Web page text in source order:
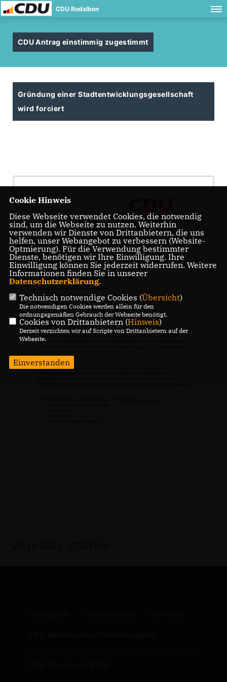
CDU Rodalben
CDU Antrag einstimmig zugestimmt
Gründung einer Stadtentwicklungsgesellschaft
wird forciert
Cookie Hinweis
Diese Webseite verwendet Cookies, die notwendig
sind, um die Webseite zu nutzen. Weiterhin
verwenden wir Dienste von Drittanbietern, die uns
helfen, unser Webangebot zu verbessern (Website-
Optmierung). Für die Verwendung bestimmter
Dienste, benötigen wir Ihre Einwilligung. Ihre
Einwilligung können Sie jederzeit widerrufen. Weitere
Informationen finden Sie in unserer
Datenschutzerklärung.
Technisch notwendige Cookies (Übersicht)
Die notwendigen Cookies werden allein für den
ordnungsgemäßen Gebrauch der Webseite benötigt.
Cookies von Drittanbietern (Hinweis)
Derzeit verzichten wir auf Scripte von Drittanbietern auf der
Webseite.
Einverstanden